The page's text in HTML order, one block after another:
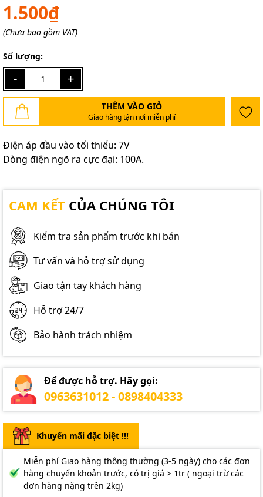
1.500₫
(Chưa bao gồm VAT)
Số lượng:
- +
THÊM VÀO GIỎ
Giao hàng tận nơi miễn phí
Điện áp đầu vào tối thiểu: 7V
Dòng điện ngõ ra cực đại: 100A.
CAM KẾT CỦA CHÚNG TÔI
Kiểm tra sản phẩm trước khi bán
Tư vấn và hỗ trợ sử dụng
Giao tận tay khách hàng
Hỗ trợ 24/7
Bảo hành trách nhiệm
Để được hỗ trợ. Hãy gọi:
0963631012 - 0898404333
Khuyến mãi đặc biệt !!!
Miễn phí Giao hàng thông thường (3-5 ngày) cho các đơn
hàng chuyển khoản trước, có trị giá > 1tr ( ngoại trừ các
đơn hàng nặng trên 2kg)